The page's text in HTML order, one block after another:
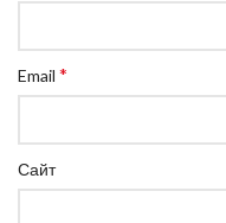
Email *
Сайт